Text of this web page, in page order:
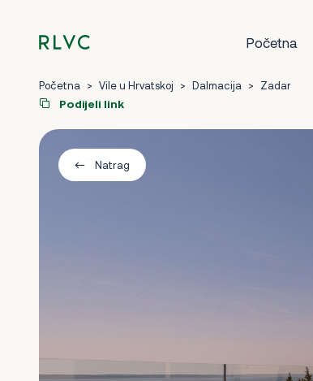
Početna
Početna > Vile u Hrvatskoj > Dalmacija > Zadar
Podijeli link
Natrag